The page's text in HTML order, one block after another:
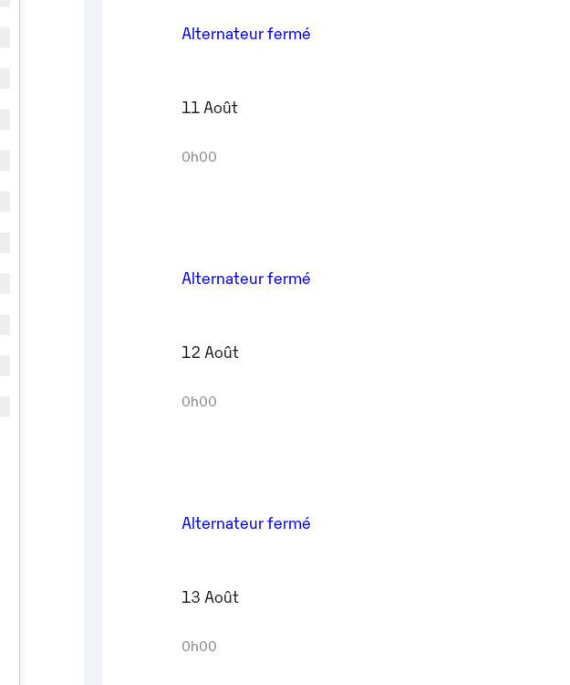
Alternateur fermé
11 Août
0h00
Alternateur fermé
12 Août
0h00
Alternateur fermé
13 Août
0h00